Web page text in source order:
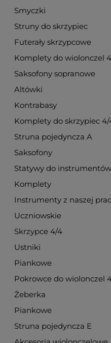
Smyczki
Struny do skrzypiec
Futerały skrzypcowe
Komplety do wiolonczel
Saksofony sopranowe
Altówki
Kontrabasy
Komplety do skrzypiec 4/
Struna pojedyncza A
Saksofony
Statywy do
Komplety
Instrumenty z naszej
Uczniowskie
Skrzypce 4/4
Ustniki
Piankowe
Pokrowce do wiolonczel
Żeberka
Piankowe
Struna pojedyncza E